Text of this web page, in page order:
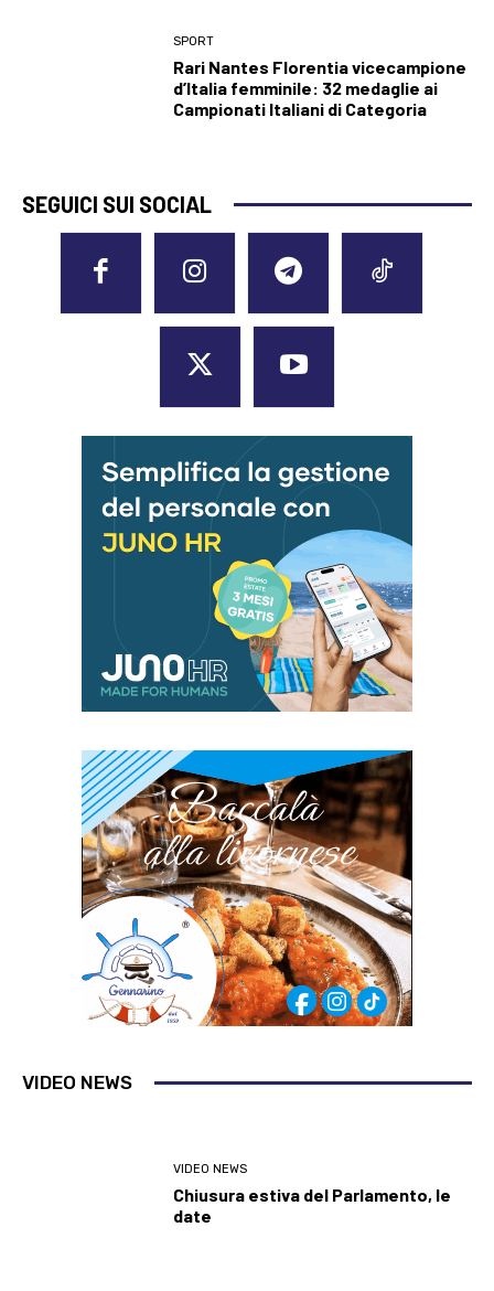
SPORT
Rari Nantes Florentia vicecampione
d’Italia femminile: 32 medaglie ai
Campionati Italiani di Categoria
SEGUICI SUI SOCIAL
VIDEO NEWS
VIDEO NEWS
Chiusura estiva del Parlamento, le
date